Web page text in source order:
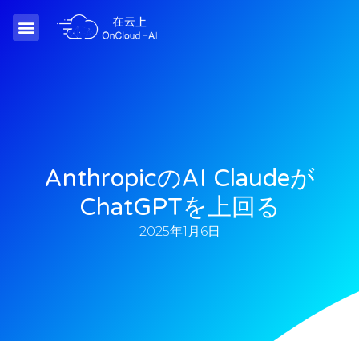
AnthropicのAI Claudeが
ChatGPTを上回る
2025年1月6日